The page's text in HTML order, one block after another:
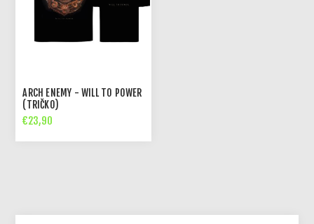
ARCH ENEMY - WILL TO POWER
(TRIČKO)
€23,90